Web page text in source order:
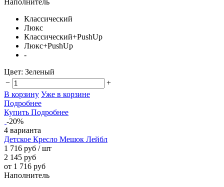
Классический
Люкс
Классический+PushUp
Люкс+PushUp
-
Цвет: Зеленый
−
+
В корзину Уже в корзине
Подробнее
Купить Подробнее
-20%
4 варианта
Детское Кресло Мешок Лейбл
1 716 руб / шт
2 145 руб
от 1 716 руб
Наполнитель